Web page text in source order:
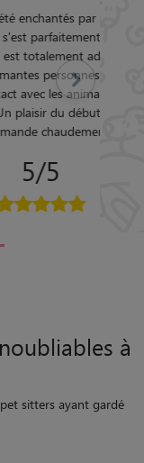
et sa
déroulé.
et ce
ayant un
comme
à la fin. Je
"
Suivant
à
sitters ayant gardé